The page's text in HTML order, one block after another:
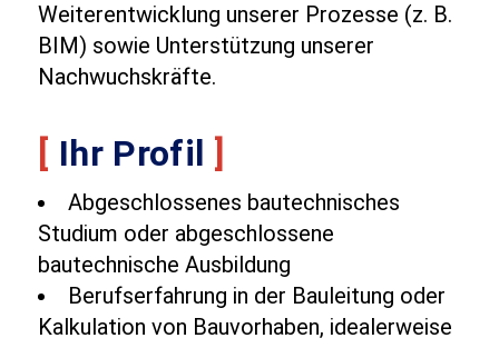
Weiterentwicklung unserer Prozesse (z. B.
BIM) sowie Unterstützung unserer
Nachwuchskräfte.
[ Ihr Profil ]
Abgeschlossenes bautechnisches
Studium oder abgeschlossene
bautechnische Ausbildung
Berufserfahrung in der Bauleitung oder
Kalkulation von Bauvorhaben, idealerweise